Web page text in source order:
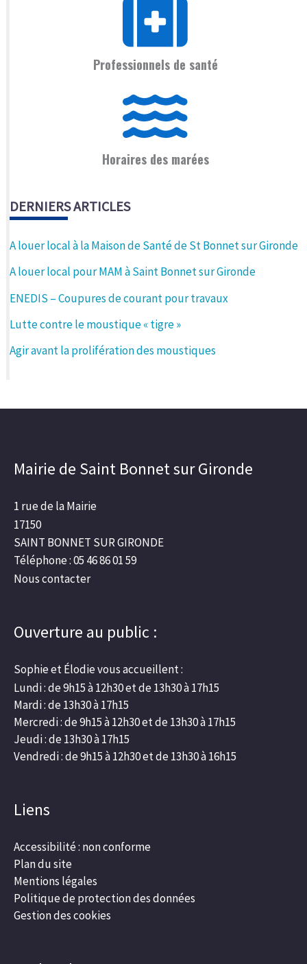
Professionnels de santé
Horaires des marées
DERNIERS ARTICLES
A louer local à la Maison de Santé de St Bonnet sur Gironde
A louer local pour MAM à Saint Bonnet sur Gironde
ENEDIS – Coupures de courant pour travaux
Lutte contre le moustique « tigre »
Agir avant la prolifération des moustiques
Mairie de Saint Bonnet sur Gironde
1 rue de la Mairie
17150
SAINT BONNET SUR GIRONDE
Téléphone : 05 46 86 01 59
Nous contacter
Ouverture au public :
Sophie et Élodie vous accueillent :
Lundi : de 9h15 à 12h30 et de 13h30 à 17h15
Mardi : de 13h30 à 17h15
Mercredi : de 9h15 à 12h30 et de 13h30 à 17h15
Jeudi : de 13h30 à 17h15
Vendredi : de 9h15 à 12h30 et de 13h30 à 16h15
Liens
Accessibilité : non conforme
Plan du site
Mentions légales
Politique de protection des données
Gestion des cookies